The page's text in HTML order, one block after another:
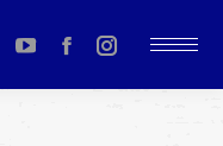
YouTube
page
Facebook
page
Instagram
page